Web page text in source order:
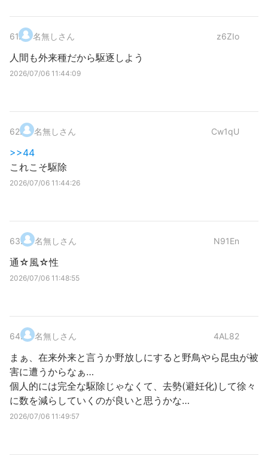
61. 名無しさん z6ZIo
人間も外来種だから駆逐しよう
2026/07/06 11:44:09
62. 名無しさん Cw1qU
>>44
これこそ駆除
2026/07/06 11:44:26
63. 名無しさん N91En
通☆風☆性
2026/07/06 11:48:55
64. 名無しさん 4AL82
まぁ、在来外来と言うか野放しにすると野鳥やら昆虫が被
害に遭うからなぁ…
個人的には完全な駆除じゃなくて、去勢(避妊化)して徐々
に数を減らしていくのが良いと思うかな…
2026/07/06 11:49:57